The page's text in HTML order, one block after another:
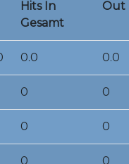
Hits In
Gesamt
Out
0.0 0.0
0 0
0 0
0 0